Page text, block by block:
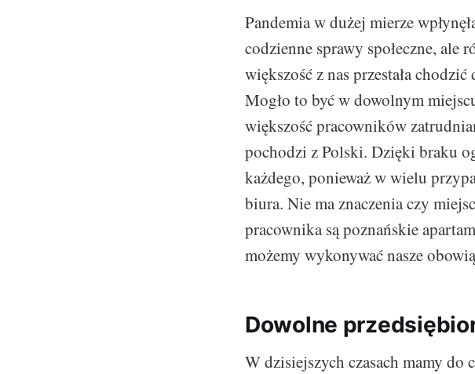
Pandemia w dużej mierze
codzienne sprawy społeczne, ale
większość z nas przestała
Mogło to być w dowolnym
większość pracowników
pochodzi z Polski. Dzięki braku
każdego, ponieważ w wielu
biura. Nie ma znaczenia czy
pracownika są poznańskie
możemy wykonywać nasze
Dowolne
W dzisiejszych czasach mamy do